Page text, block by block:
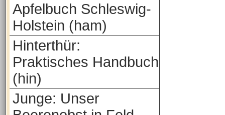
Apfelbuch Schleswig-
Holstein (ham)
Hinterthür:
Praktisches Handbuch
(hin)
Junge: Unser